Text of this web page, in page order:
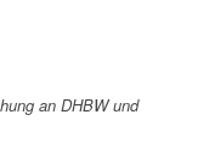
an DHBW und